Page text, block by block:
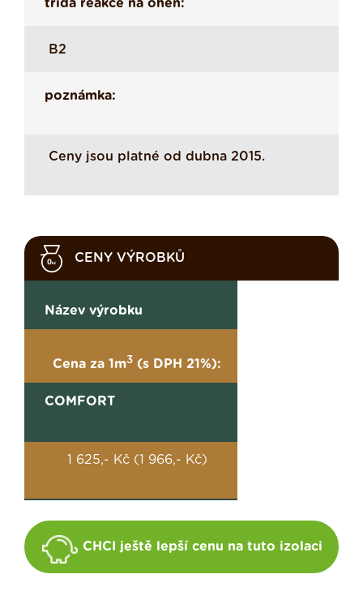
třída reakce na oheň:
B2
poznámka:
Ceny jsou platné od dubna 2015.
CENY VÝROBKŮ
Název výrobku
Cena za 1m3 (s DPH 21%):
COMFORT
1 625,- Kč (1 966,- Kč)
CHCI ještě lepší cenu na tuto izolaci